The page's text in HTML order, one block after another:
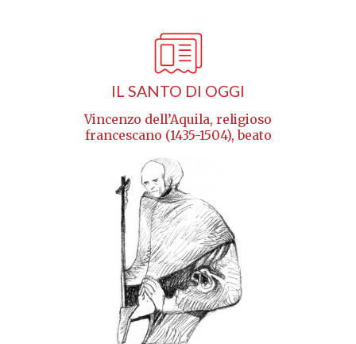
IL SANTO DI OGGI
Vincenzo dell’Aquila, religioso
francescano (1435-1504), beato